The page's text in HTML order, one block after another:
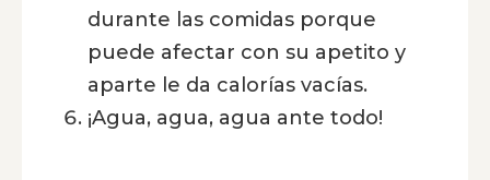
durante las comidas porque
puede afectar con su apetito y
aparte le da calorías vacías.
¡Agua, agua, agua ante todo!